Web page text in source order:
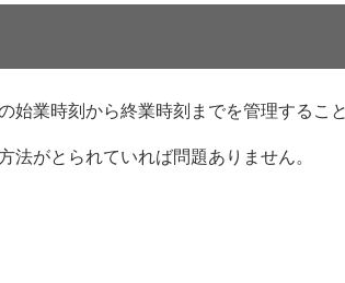
業時刻から終業時刻までを管理するこ
がとられていれば問題ありません。